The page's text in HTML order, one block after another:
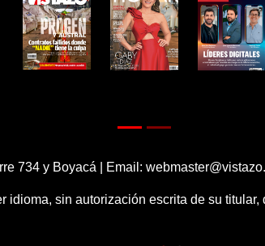
734 y Boyacá | Email:
sin autorización escrita de su